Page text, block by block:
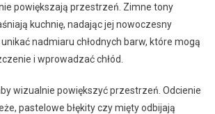
powiększają przestrzeń. Zimne tony
kuchnię, nadając jej nowoczesny
nadmiaru chłodnych barw, które mogą
i wprowadzać chłód.
wizualnie powiększyć przestrzeń. Odcienie
pastelowe błękity czy mięty odbijają